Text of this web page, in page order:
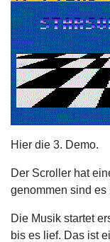
Hier die 3. Demo.
Der Scroller hat
genommen sind es
Die Musik startet
bis es lief. Das ist